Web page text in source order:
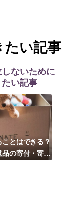
たい記事
ないために
い記事
とはできる？
品の寄付・寄贈